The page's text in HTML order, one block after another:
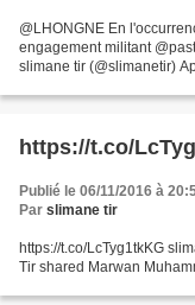
@LHONGNE En
engagement militant
slimane tir (@slimanetir)
https://t.co/
Publié le 06/11/2016 à
Par slimane tir
https://t.co/LcTyg1tkKG
Tir shared Marwan